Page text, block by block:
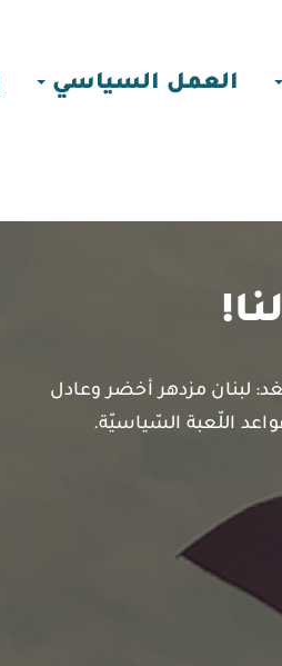
العمل السياسي
لبنان مزدهر أخضر وعادل
اللّعبة السّياسيّة.